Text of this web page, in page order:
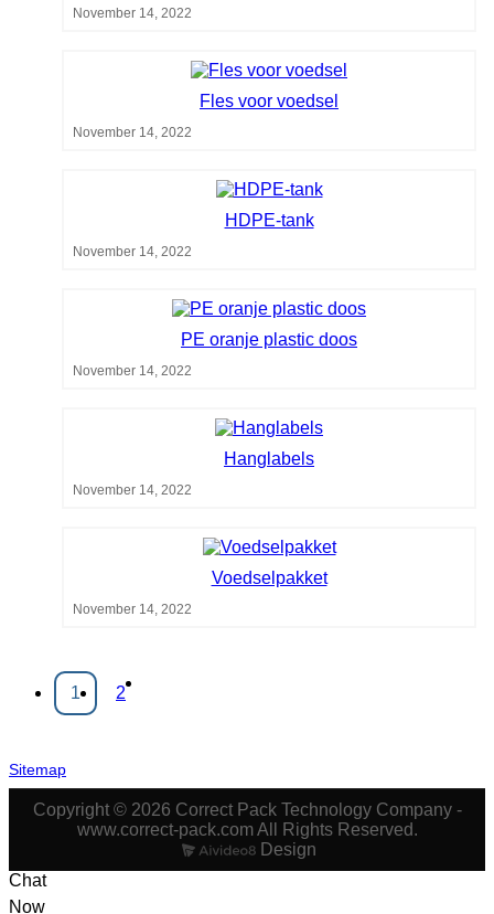
November 14, 2022
Fles voor voedsel
November 14, 2022
HDPE-tank
November 14, 2022
PE oranje plastic doos
November 14, 2022
Hanglabels
November 14, 2022
Voedselpakket
November 14, 2022
1 2
Sitemap
Copyright © 2026 Correct Pack Technology Company -
www.correct-pack.com All Rights Reserved.
Design
Chat
Now